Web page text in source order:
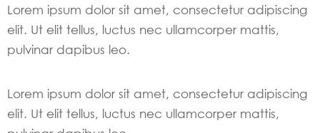
Lorem ipsum dolor sit amet, consectetur adipiscing
elit. Ut elit tellus, luctus nec ullamcorper mattis,
pulvinar dapibus leo.
Lorem ipsum dolor sit amet, consectetur adipiscing
elit. Ut elit tellus, luctus nec ullamcorper mattis,